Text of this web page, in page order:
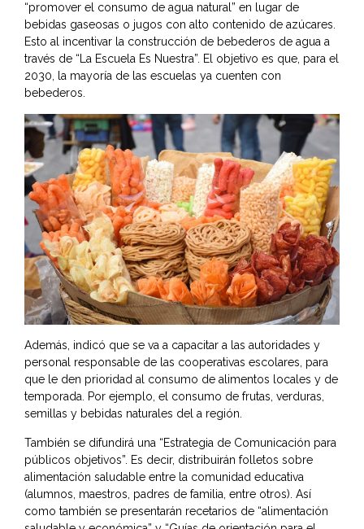
“promover el consumo de agua natural” en lugar de
bebidas gaseosas o jugos con alto contenido de azúcares.
Esto al incentivar la construcción de bebederos de agua a
través de “La Escuela Es Nuestra”. El objetivo es que, para el
2030, la mayoría de las escuelas ya cuenten con
bebederos.
Además, indicó que se va a capacitar a las autoridades y
personal responsable de las cooperativas escolares, para
que le den prioridad al consumo de alimentos locales y de
temporada. Por ejemplo, el consumo de frutas, verduras,
semillas y bebidas naturales del a región.
También se difundirá una “Estrategia de Comunicación para
públicos objetivos”. Es decir, distribuirán folletos sobre
alimentación saludable entre la comunidad educativa
(alumnos, maestros, padres de familia, entre otros). Así
como también se presentarán recetarios de “alimentación